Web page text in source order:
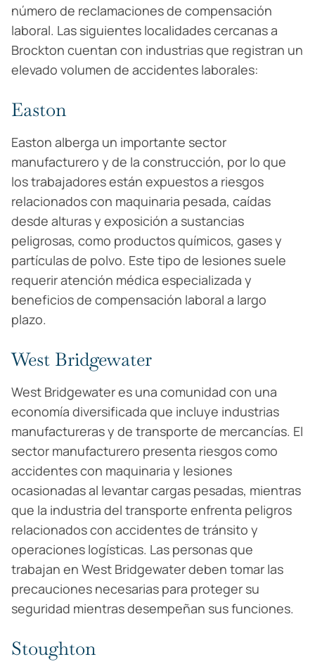
número de reclamaciones de compensación
laboral. Las siguientes localidades cercanas a
Brockton cuentan con industrias que registran un
elevado volumen de accidentes laborales:
Easton
Easton alberga un importante sector
manufacturero y de la construcción, por lo que
los trabajadores están expuestos a riesgos
relacionados con maquinaria pesada, caídas
desde alturas y exposición a sustancias
peligrosas, como productos químicos, gases y
partículas de polvo. Este tipo de lesiones suele
requerir atención médica especializada y
beneficios de compensación laboral a largo
plazo.
West Bridgewater
West Bridgewater es una comunidad con una
economía diversificada que incluye industrias
manufactureras y de transporte de mercancías. El
sector manufacturero presenta riesgos como
accidentes con maquinaria y lesiones
ocasionadas al levantar cargas pesadas, mientras
que la industria del transporte enfrenta peligros
relacionados con accidentes de tránsito y
operaciones logísticas. Las personas que
trabajan en West Bridgewater deben tomar las
precauciones necesarias para proteger su
seguridad mientras desempeñan sus funciones.
Stoughton